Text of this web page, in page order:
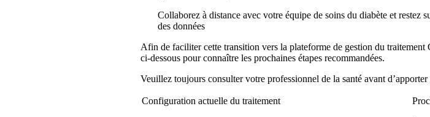
Collaborez à distance avec votre équipe de soins du diabète et restez
des données
Afin de faciliter cette transition vers la plateforme de gestion du
ci-dessous pour connaître les prochaines étapes recommandées.
Veuillez toujours consulter votre professionnel de la santé avant
Configuration actuelle du traitement